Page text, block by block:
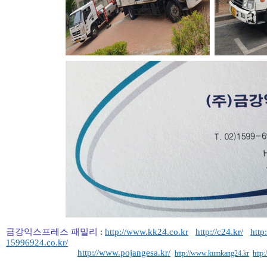
금강익스프레스 패밀리 : http://www.kk24.co.kr http://c24.kr/
15996924.co.kr/
http://www.pojangesa.kr/ http://www.kumkang24.kr